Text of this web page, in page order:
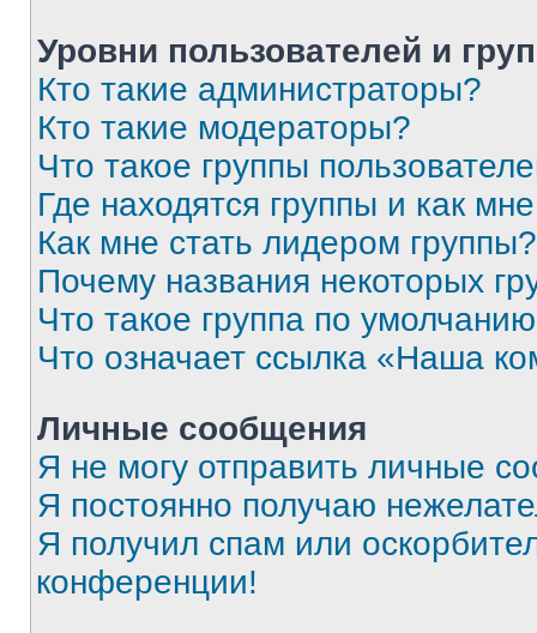
Уровни пользователей и
Кто такие администраторы?
Кто такие модераторы?
Что такое группы
Где находятся группы и как
Как мне стать лидером группы?
Почему названия некоторых
Что такое группа по
Что означает ссылка «Наша
Личные сообщения
Я не могу отправить личные
Я постоянно получаю
Я получил спам или
конференции!